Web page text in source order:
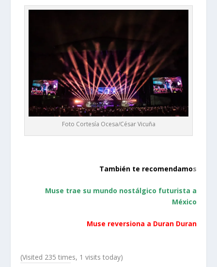
Foto Cortesía Ocesa/César Vicuña
También te recomendamos
Muse trae su mundo nostálgico futurista a
México
Muse reversiona a Duran Duran
(Visited 235 times, 1 visits today)